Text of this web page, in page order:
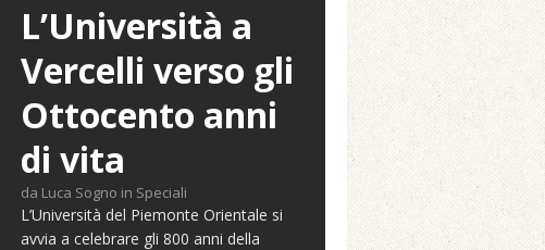
L’Università a
Vercelli verso gli
Ottocento anni
di vita
da Luca Sogno in Speciali
L’Università del Piemonte Orientale si
avvia a celebrare gli 800 anni della